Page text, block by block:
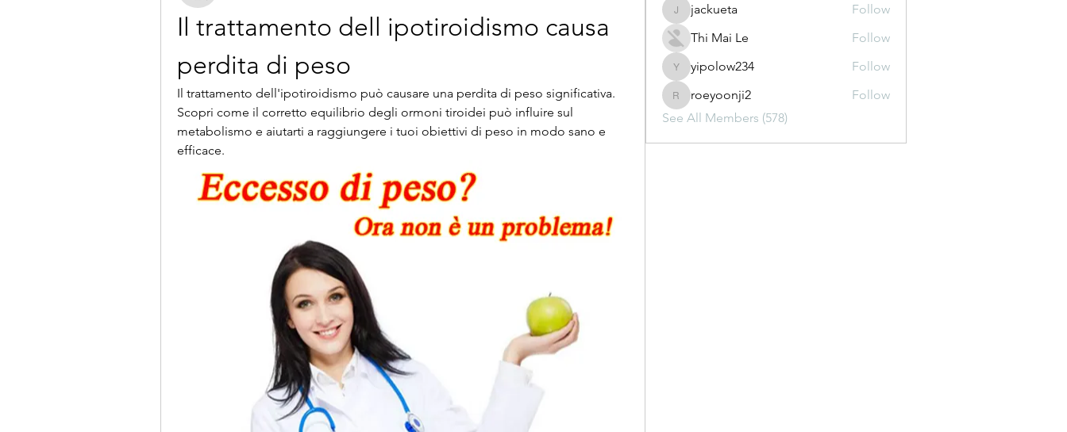
Il trattamento dell ipotiroidismo causa
perdita di peso
Il trattamento dell'ipotiroidismo può causare una perdita di peso significativa.
Scopri come il corretto equilibrio degli ormoni tiroidei può influire sul
metabolismo e aiutarti a raggiungere i tuoi obiettivi di peso in modo sano e
efficace.
jackueta
jackueta
Follow
Thi Mai Le
Follow
yipolow234
yipolow234 Follow
roeyoonji2
roeyoonji2
Follow
See All Members (578)